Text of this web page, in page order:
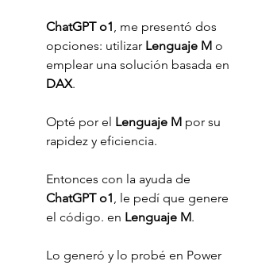
ChatGPT o1 , me presentó dos
opciones: utilizar Lenguaje M o
emplear una solución basada en
DAX.
Opté por el Lenguaje M por su
rapidez y eficiencia.
Entonces con la ayuda de
ChatGPT o1 , le pedí que genere
el código. en Lenguaje M.
Lo generó y lo probé en Power